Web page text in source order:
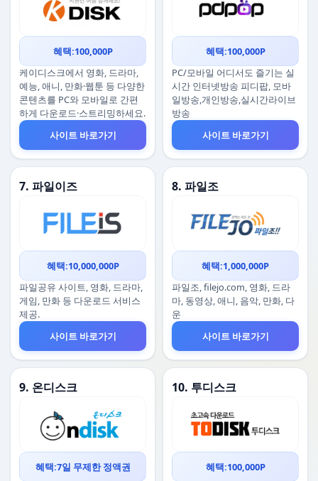
혜택:100,000P
케이디스크에서 영화, 드라마,
예능, 애니, 만화·웹툰 등 다양한
콘텐츠를 PC와 모바일로 간편
하게 다운로드·스트리밍하세요.
사이트 바로가기
혜택:100,000P
PC/모바일 어디서도 즐기는 실
시간 인터넷방송 피디팝, 모바
일방송,개인방송,실시간라이브
방송
사이트 바로가기
7. 파일이즈
혜택:10,000,000P
파일공유 사이트, 영화, 드라마,
게임, 만화 등 다운로드 서비스
제공.
사이트 바로가기
8. 파일조
혜택:1,000,000P
파일조, filejo.com, 영화, 드라
마, 동영상, 애니, 음악, 만화, 다
운
사이트 바로가기
9. 온디스크
혜택:7일 무제한 정액권
10. 투디스크
혜택:100,000P